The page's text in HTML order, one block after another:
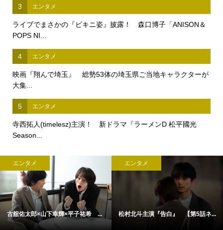
3 エンタメ
ライブでまさかの『ビキニ姿』披露！ 森口博子「ANISON＆
POPS NI...
4 エンタメ
映画『翔んで埼玉』 総勢53体の埼玉県ご当地キャラクターが
大集...
5 エンタメ
寺西拓人(timelesz)主演！ 新ドラマ『ラーメンD 松平國光
Season...
エンタメ
古舘佑太郎×山下幸輝×平子祐希 ...
エンタメ
松村北斗主演『告白』 【第5話ネ...